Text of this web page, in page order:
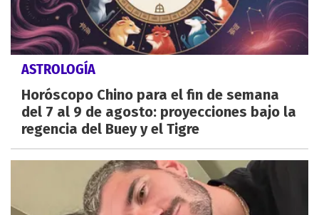
ASTROLOGÍA
Horóscopo Chino para el fin de semana
del 7 al 9 de agosto: proyecciones bajo la
regencia del Buey y el Tigre